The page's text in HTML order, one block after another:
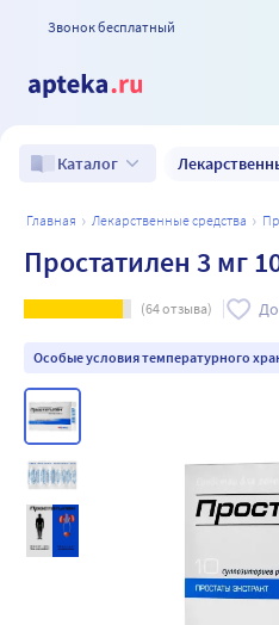
Звонок бесплатный
Каталог
главная лекарственные средства
Простатилен 3 мг
(64отзыва)
Особые условия температурного